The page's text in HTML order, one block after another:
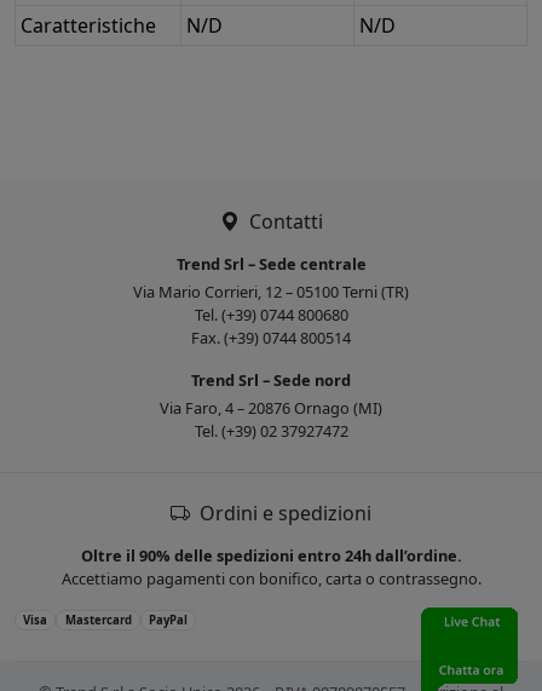
Caratteristiche N/D N/D
Contatti
Trend Srl – Sede centrale
Via Mario Corrieri, 12 – 05100 Terni (TR)
Tel. (+39) 0744 800680
Fax. (+39) 0744 800514
Trend Srl – Sede nord
Via Faro, 4 – 20876 Ornago (MI)
Tel. (+39) 02 37927472
Ordini e spedizioni
Oltre il 90% delle spedizioni entro 24h dall’ordine.
Accettiamo pagamenti con bonifico, carta o contrassegno.
Visa Mastercard PayPal